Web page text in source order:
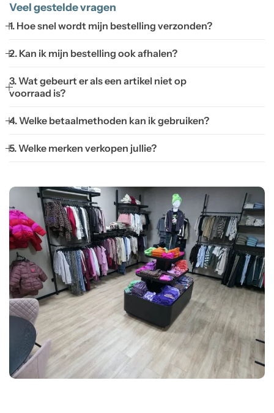
Veel gestelde vragen
1. Hoe snel wordt mijn bestelling verzonden?
2. Kan ik mijn bestelling ook afhalen?
3. Wat gebeurt er als een artikel niet op
voorraad is?
4. Welke betaalmethoden kan ik gebruiken?
5. Welke merken verkopen jullie?